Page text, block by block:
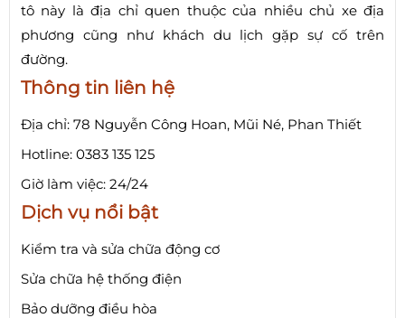
tô này là địa chỉ quen thuộc của nhiều chủ xe địa
phương cũng như khách du lịch gặp sự cố trên
đường.
Thông tin liên hệ
Địa chỉ: 78 Nguyễn Công Hoan, Mũi Né, Phan Thiết
Hotline: 0383 135 125
Giờ làm việc: 24/24
Dịch vụ nổi bật
Kiểm tra và sửa chữa động cơ
Sửa chữa hệ thống điện
Bảo dưỡng điều hòa